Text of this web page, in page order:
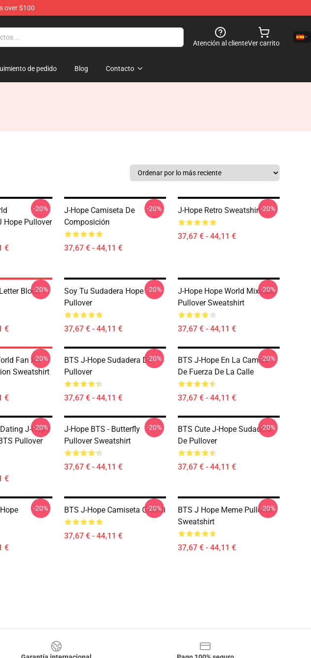
over $100
Atención al clienteVer carrito
de pedido Blog Contacto
Hope Pullover
€
-20%
J-Hope Camiseta De
Composición
37,67 € - 44,11 €
-20% J-Hope Retro Sweatshirt
37,67 € - 44,11 €
-20%
Block
€
-20%
Soy Tu Sudadera Hope
Pullover
37,67 € - 44,11 €
-20%
J-Hope Hope World Mixtape
Pullover Sweatshirt
37,67 € - 44,11 €
-20%
Fan Art
Sweatshirt
€
-20%
BTS J-Hope Sudadera De
Pullover
37,67 € - 44,11 €
-20%
BTS J-Hope En La Camisa
De Fuerza De La Calle
37,67 € - 44,11 €
-20%
J-Hope
Pullover
€
-20%
J-Hope BTS - Butterfly
Pullover Sweatshirt
37,67 € - 44,11 €
-20%
BTS Cute J-Hope Sudadera
De Pullover
37,67 € - 44,11 €
-20%
€
-20% BTS J-Hope Camiseta Graffiti
37,67 € - 44,11 €
-20%
BTS J Hope Meme Pullover
Sweatshirt
37,67 € - 44,11 €
-20%